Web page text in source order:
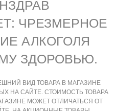
ЧРЕЗМЕРНОЕ
АЛКОГОЛЯ
ЗДОРОВЬЮ.
ВИД ТОВАРА В МАГАЗИНЕ
НА САЙТЕ. СТОИМОСТЬ ТОВАРА
МОЖЕТ ОТЛИЧАТЬСЯ ОТ